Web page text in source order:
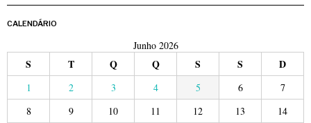
CALENDÁRIO
Junho 2026
S T Q Q S S D
1 2 3 4 5 6
7
8
9 10 11 12 13
14